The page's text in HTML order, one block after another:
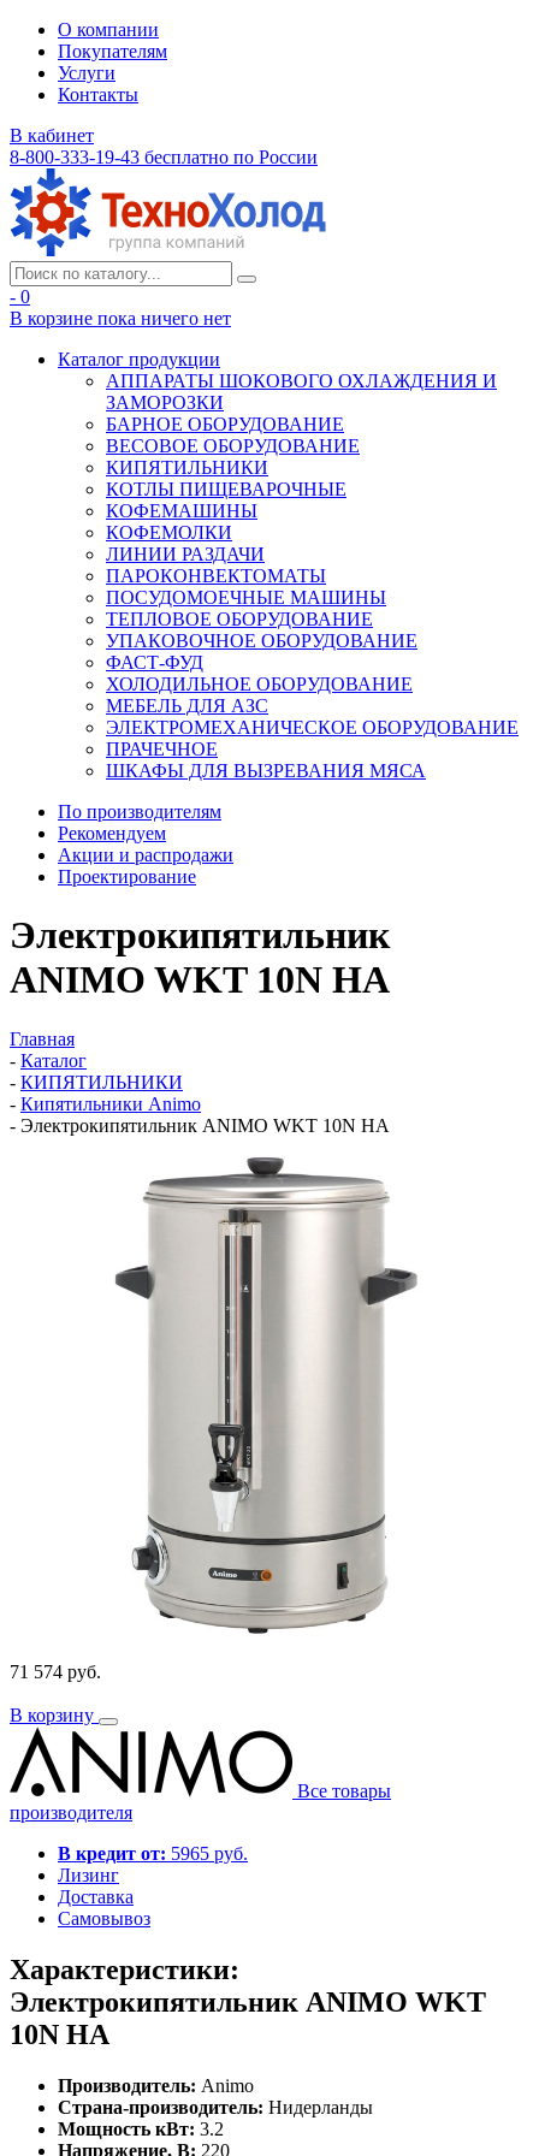
О компании
Покупателям
Услуги
Контакты
В кабинет
8-800-333-19-43 бесплатно по России
- 0
В корзине пока ничего нет
Каталог продукции
АППАРАТЫ ШОКОВОГО ОХЛАЖДЕНИЯ И
ЗАМОРОЗКИ
БАРНОЕ ОБОРУДОВАНИЕ
ВЕСОВОЕ ОБОРУДОВАНИЕ
КИПЯТИЛЬНИКИ
КОТЛЫ ПИЩЕВАРОЧНЫЕ
КОФЕМАШИНЫ
КОФЕМОЛКИ
ЛИНИИ РАЗДАЧИ
ПАРОКОНВЕКТОМАТЫ
ПОСУДОМОЕЧНЫЕ МАШИНЫ
ТЕПЛОВОЕ ОБОРУДОВАНИЕ
УПАКОВОЧНОЕ ОБОРУДОВАНИЕ
ФАСТ-ФУД
ХОЛОДИЛЬНОЕ ОБОРУДОВАНИЕ
МЕБЕЛЬ ДЛЯ АЗС
ЭЛЕКТРОМЕХАНИЧЕСКОЕ ОБОРУДОВАНИЕ
ПРАЧЕЧНОЕ
ШКАФЫ ДЛЯ ВЫЗРЕВАНИЯ МЯСА
По производителям
Рекомендуем
Акции и распродажи
Проектирование
Электрокипятильник
ANIMO WKT 10N HA
Главная
- Каталог
- КИПЯТИЛЬНИКИ
- Кипятильники Animo
- Электрокипятильник ANIMO WKT 10N HA
71 574 руб.
В корзину
Все товары
производителя
В кредит от: 5965 руб.
Лизинг
Доставка
Самовывоз
Характеристики:
Электрокипятильник ANIMO WKT
10N HA
Производитель: Animo
Страна-производитель: Нидерланды
Мощность кВт: 3.2
Напряжение, В: 220